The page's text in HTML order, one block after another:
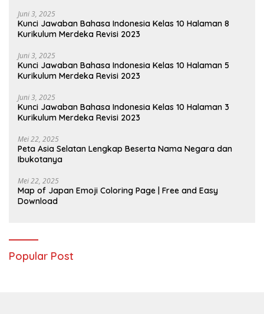
Juni 3, 2025
Kunci Jawaban Bahasa Indonesia Kelas 10 Halaman 8
Kurikulum Merdeka Revisi 2023
Juni 3, 2025
Kunci Jawaban Bahasa Indonesia Kelas 10 Halaman 5
Kurikulum Merdeka Revisi 2023
Juni 3, 2025
Kunci Jawaban Bahasa Indonesia Kelas 10 Halaman 3
Kurikulum Merdeka Revisi 2023
Mei 22, 2025
Peta Asia Selatan Lengkap Beserta Nama Negara dan
Ibukotanya
Mei 22, 2025
Map of Japan Emoji Coloring Page | Free and Easy
Download
Popular Post